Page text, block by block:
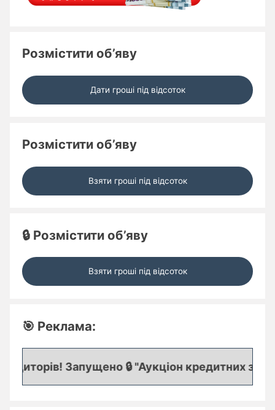
Розмістити об’яву
Дати гроші під відсоток
Розмістити об’яву
Взяти гроші під відсоток
🔒 Розмістити об’яву
Взяти гроші під відсоток
🎯 Реклама:
Запущено 🔒 "Аукціон кредитних